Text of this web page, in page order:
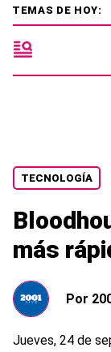
TECNOLOGÍA
más
Por
Jueves, 24 de
TEMAS DE HOY: